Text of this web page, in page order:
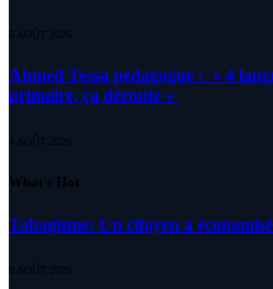
5 AOÛT 2026
Ahmed Tessa pédagogue : » 4
primaire, ça déroute «
4 AOÛT 2026
What's Hot
Tabagisme: Un citoyen a
8 AOÛT 2026